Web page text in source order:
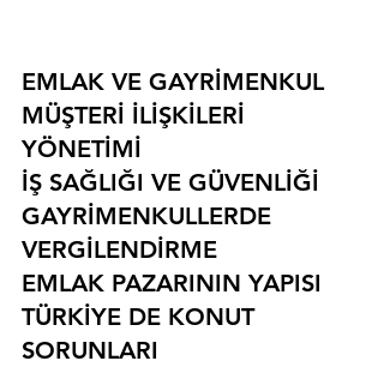
EMLAK VE GAYRİMENKUL
MÜŞTERİ İLİŞKİLERİ
YÖNETİMİ
İŞ SAĞLIĞI VE GÜVENLİĞİ
GAYRİMENKULLERDE
VERGİLENDİRME
EMLAK PAZARININ YAPISI
TÜRKİYE DE KONUT
SORUNLARI